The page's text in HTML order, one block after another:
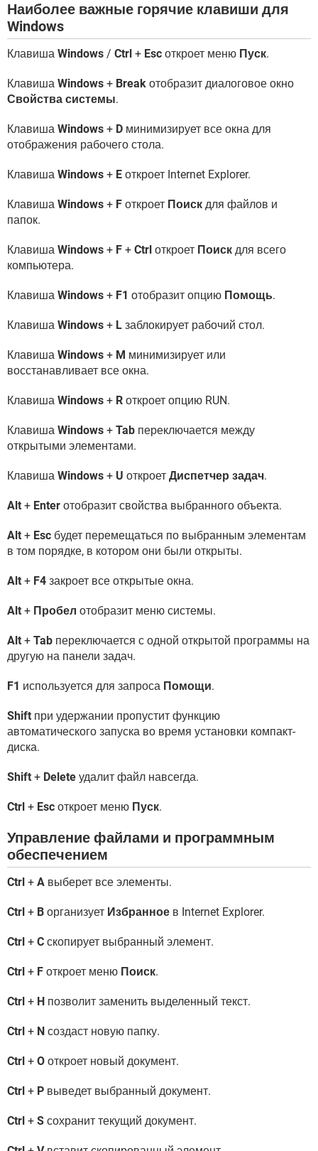
Наиболее важные горячие клавиши для
Windows
Клавиша Windows / Ctrl + Esc откроет меню Пуск.
Клавиша Windows + Break отобразит диалоговое окно
Свойства системы.
Клавиша Windows + D минимизирует все окна для
отображения рабочего стола.
Клавиша Windows + E откроет Internet Explorer.
Клавиша Windows + F откроет Поиск для файлов и
папок.
Клавиша Windows + F + Ctrl откроет Поиск для всего
компьютера.
Клавиша Windows + F1 отобразит опцию Помощь.
Клавиша Windows + L заблокирует рабочий стол.
Клавиша Windows + M минимизирует или
восстанавливает все окна.
Клавиша Windows + R откроет опцию RUN.
Клавиша Windows + Tab переключается между
открытыми элементами.
Клавиша Windows + U откроет Диспетчер задач.
Alt + Enter отобразит свойства выбранного объекта.
Alt + Esc будет перемещаться по выбранным элементам
в том порядке, в котором они были открыты.
Alt + F4 закроет все открытые окна.
Alt + Пробел отобразит меню системы.
Alt + Tab переключается с одной открытой программы на
другую на панели задач.
F1 используется для запроса Помощи.
Shift при удержании пропустит функцию
автоматического запуска во время установки компакт-
диска.
Shift + Delete удалит файл навсегда.
Ctrl + Esc откроет меню Пуск.
Управление файлами и программным
обеспечением
Ctrl + A выберет все элементы.
Ctrl + B организует Избранное в Internet Explorer.
Ctrl + C скопирует выбранный элемент.
Ctrl + F откроет меню Поиск.
Ctrl + H позволит заменить выделенный текст.
Ctrl + N создаст новую папку.
Ctrl + O откроет новый документ.
Ctrl + P выведет выбранный документ.
Ctrl + S сохранит текущий документ.